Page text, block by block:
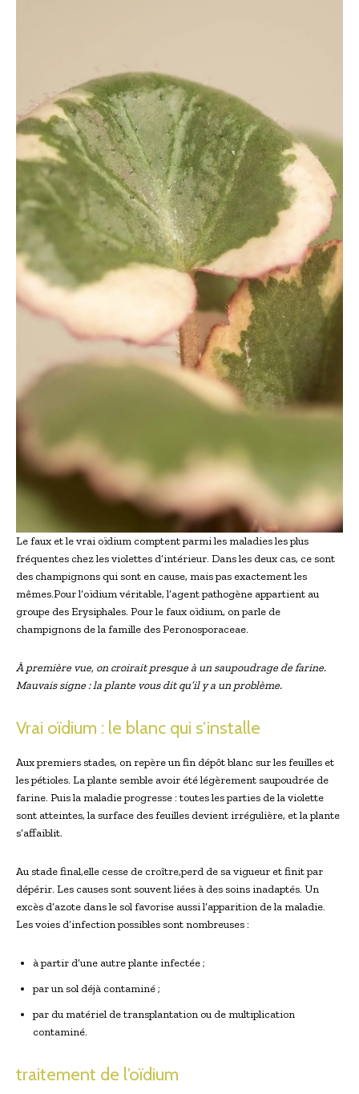
Le faux et le vrai oïdium comptent parmi les maladies les plus
fréquentes chez les violettes d’intérieur. Dans les deux cas, ce sont
des champignons qui sont en cause, mais pas exactement les
mêmes.Pour l’oïdium véritable, l’agent pathogène appartient au
groupe des Erysiphales. Pour le faux oïdium, on parle de
champignons de la famille des Peronosporaceae.
À première vue, on croirait presque à un saupoudrage de farine.
Mauvais signe : la plante vous dit qu’il y a un problème.
Vrai oïdium : le blanc qui s’installe
Aux premiers stades, on repère un fin dépôt blanc sur les feuilles et
les pétioles. La plante semble avoir été légèrement saupoudrée de
farine. Puis la maladie progresse : toutes les parties de la violette
sont atteintes, la surface des feuilles devient irrégulière, et la plante
s’affaiblit.
Au stade final,elle cesse de croître,perd de sa vigueur et finit par
dépérir. Les causes sont souvent liées à des soins inadaptés. Un
excès d’azote dans le sol favorise aussi l’apparition de la maladie.
Les voies d’infection possibles sont nombreuses :
à partir d’une autre plante infectée ;
par un sol déjà contaminé ;
par du matériel de transplantation ou de multiplication
contaminé.
traitement de l’oïdium